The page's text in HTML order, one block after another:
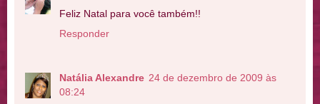
Feliz Natal para você também!!
Responder
Natália Alexandre 24 de dezembro de 2009 às
08:24